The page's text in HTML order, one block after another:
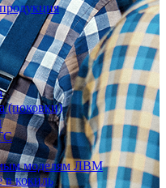
(поковки)
моделям ЛВМ
в кокиль